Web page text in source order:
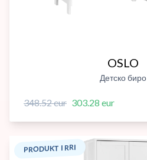
OSLO
Детско биро
348.52 eur 303.28 eur
PRODUKT I RRI